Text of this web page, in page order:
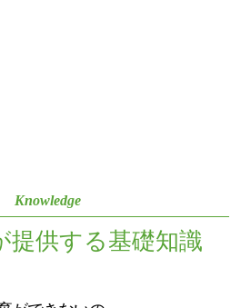
Knowledge
提供する基礎知識